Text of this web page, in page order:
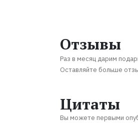
Отзывы
Раз в месяц дарим
Оставляйте больше
Цитаты
Вы можете первыми